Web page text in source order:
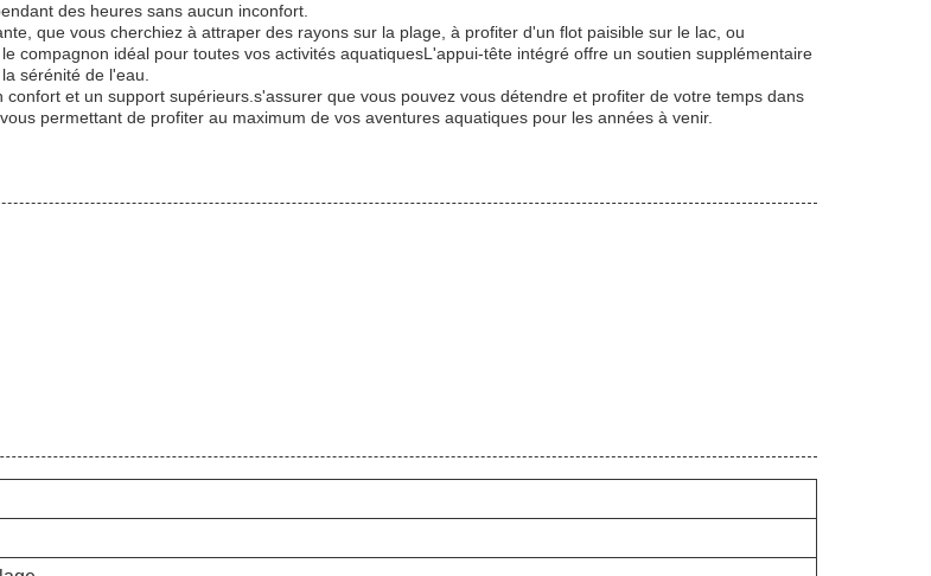
des heures sans aucun inconfort.
que vous cherchiez à attraper des rayons sur la plage, à profiter d'un flot paisible sur le lac, ou
compagnon idéal pour toutes vos activités aquatiquesL'appui-tête intégré offre un soutien supplémentaire
sérénité de l'eau.
et un support supérieurs.s'assurer que vous pouvez vous détendre et profiter de votre temps dans
permettant de profiter au maximum de vos aventures aquatiques pour les années à venir.